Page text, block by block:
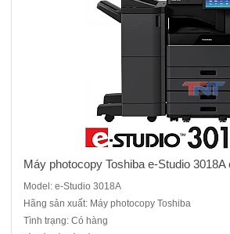
Máy photocopy Toshiba e-Studio 3018A
Model: e-Studio 3018A
Hãng sản xuất: Máy photocopy Toshiba
Tình trạng: Có hàng
Máy photocopy Toshiba e-Studio 3518A -